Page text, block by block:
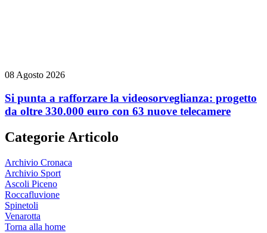
08 Agosto 2026
Si punta a rafforzare la videosorveglianza: progetto
da oltre 330.000 euro con 63 nuove telecamere
Categorie Articolo
Archivio Cronaca
Archivio Sport
Ascoli Piceno
Roccafluvione
Spinetoli
Venarotta
Torna alla home